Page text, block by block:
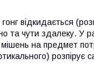
відкидається
та чути здалеку. У
на предмет
розпірує